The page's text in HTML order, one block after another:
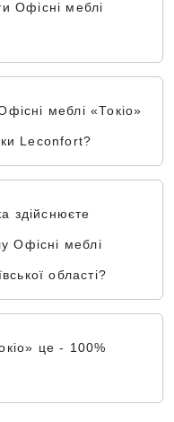
Офісні меблі
меблі «Токіо»
Leconfort?
здійснюєте
Офісні меблі
області?
це - 100%